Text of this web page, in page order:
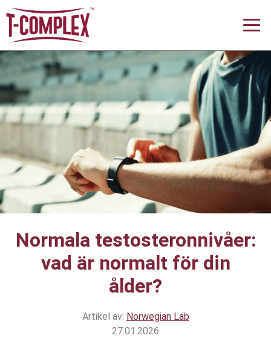
Normala testosteronnivåer:
vad är normalt för din
ålder?
Artikel av: Norwegian Lab
27.01.2026